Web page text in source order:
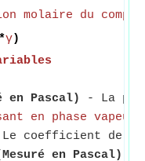
molaire du
*γ)
en Pascal)
- La
en phase vapeur
coefficient de
en Pascal)